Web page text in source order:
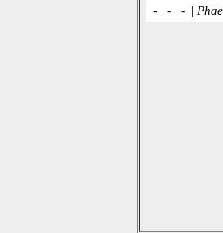
- - - |